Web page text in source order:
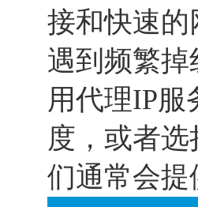
接和快速
遇到频繁
用代理IP
度，或者
们通常会